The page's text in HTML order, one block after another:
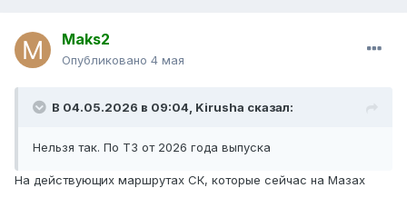
Maks2
Опубликовано 4 мая
В 04.05.2026 в 09:04, Kirusha сказал:
Нельзя так. По ТЗ от 2026 года выпуска
На действующих маршрутах СК, которые сейчас на Мазах